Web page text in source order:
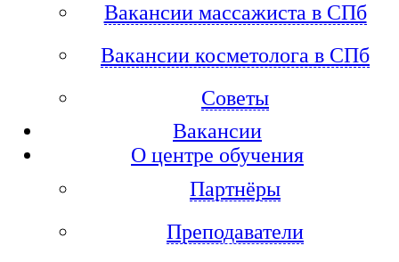
Вакансии массажиста в СПб
Вакансии косметолога в СПб
Советы
Вакансии
О центре обучения
Партнёры
Преподаватели